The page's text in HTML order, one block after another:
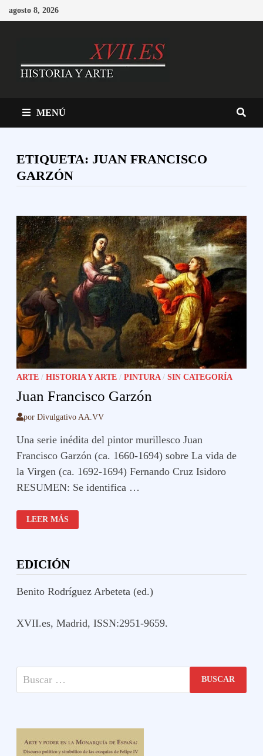
Saltar
al
agosto 8, 2026
MENÚ
ETIQUETA: JUAN FRANCISCO
GARZÓN
ARTE /HISTORIA Y ARTE /PINTURA /SIN CATEGORÍA
Juan Francisco Garzón
porDivulgativo AA.VV
Una serie inédita del pintor murillesco Juan
Francisco Garzón (ca. 1660-1694) sobre La vida de
la Virgen (ca. 1692-1694) Fernando Cruz Isidoro
RESUMEN: Se identifica …
JUAN
FRANCISCO
GARZÓN
LEER MÁS
EDICIÓN
Benito Rodríguez Arbeteta (ed.)
XVII.es, Madrid, ISSN:2951-9659.
Buscar: